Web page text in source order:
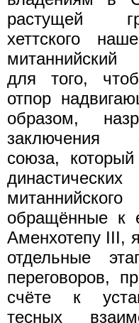
растущей
хеттского
для того,
отпор
образом,
заключения
союза,
обращённые к
Аменхотепу III,
отдельные
переговоров,
счёте к
тесных